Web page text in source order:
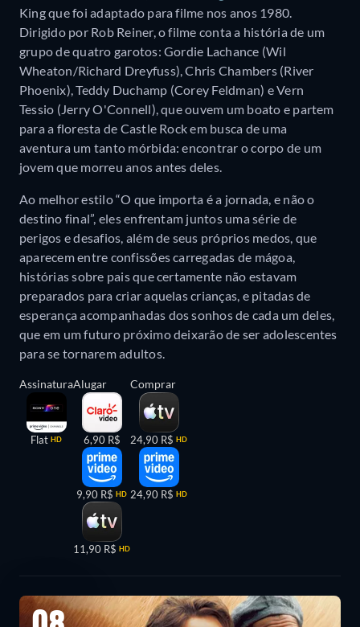
King que foi adaptado para filme nos anos 1980.
Dirigido por Rob Reiner, o filme conta a história de um
grupo de quatro garotos: Gordie Lachance (Wil
Wheaton/Richard Dreyfuss), Chris Chambers (River
Phoenix), Teddy Duchamp (Corey Feldman) e Vern
Tessio (Jerry O'Connell), que ouvem um boato e partem
para a floresta de Castle Rock em busca de uma
aventura um tanto mórbida: encontrar o corpo de um
jovem que morreu anos antes deles.
Ao melhor estilo “O que importa é a jornada, e não o
destino final”, eles enfrentam juntos uma série de
perigos e desafios, além de seus próprios medos, que
aparecem entre confissões carregadas de mágoa,
histórias sobre pais que certamente não estavam
preparados para criar aquelas crianças, e pitadas de
esperança acompanhadas dos sonhos de cada um deles,
que em um futuro próximo deixarão de ser adolescentes
para se tornarem adultos.
Assinatura
Flat HD
Alugar
6,90 R$
9,90 R$ HD
11,90 R$ HD
Comprar
24,90 R$ HD
24,90 R$ HD